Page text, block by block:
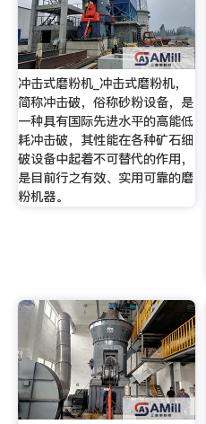
冲击式磨粉机_冲击式磨粉机，
简称冲击破，俗称砂粉设备，是
一种具有国际先进水平的高能低
耗冲击破，其性能在各种矿石细
破设备中起着不可替代的作用，
是目前行之有效、实用可靠的磨
粉机器。